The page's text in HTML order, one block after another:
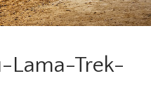
Lama-Trek-